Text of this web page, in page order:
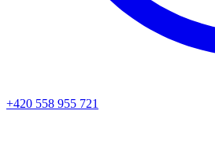
+420 558 955 721